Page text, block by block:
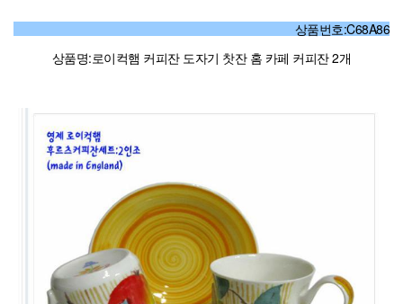
상품번호:C68A86
상품명:로이컥햄 커피잔 도자기 찻잔 홈 카페 커피잔 2개